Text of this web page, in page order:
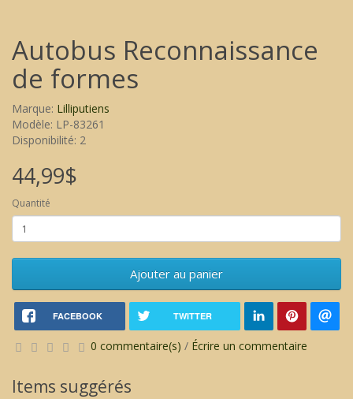
Autobus Reconnaissance
de formes
Marque: Lilliputiens
Modèle: LP-83261
Disponibilité: 2
44,99$
Quantité
Ajouter au panier
FACEBOOK TWITTER
0 commentaire(s) / Écrire un commentaire
Items suggérés